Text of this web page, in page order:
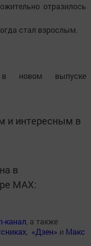
отразилось
стал взрослым.
в новом выпуске
и интересным в
в
MАХ:
канал, а также
, «Дзен» и Макс